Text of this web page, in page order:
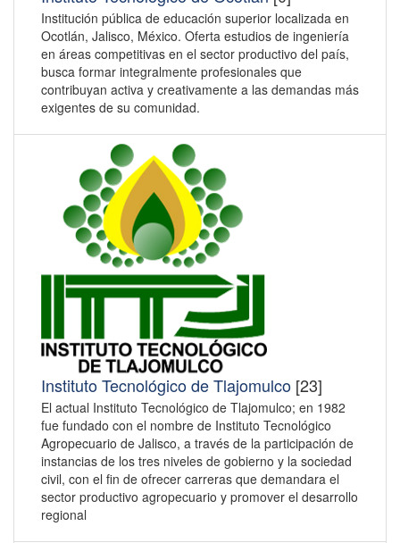
Institución pública de educación superior localizada en
Ocotlán, Jalisco, México. Oferta estudios de ingeniería
en áreas competitivas en el sector productivo del país,
busca formar integralmente profesionales que
contribuyan activa y creativamente a las demandas más
exigentes de su comunidad.
Instituto Tecnológico de Tlajomulco [23]
El actual Instituto Tecnológico de Tlajomulco; en 1982
fue fundado con el nombre de Instituto Tecnológico
Agropecuario de Jalisco, a través de la participación de
instancias de los tres niveles de gobierno y la sociedad
civil, con el fin de ofrecer carreras que demandara el
sector productivo agropecuario y promover el desarrollo
regional